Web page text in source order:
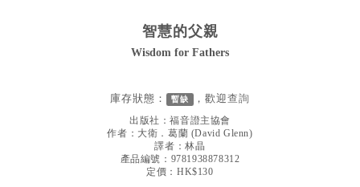
哲學／宗教比較
見證／傳記
智慧的父親
Wisdom for Fathers
庫存狀態： 暫缺 ，歡迎查詢
出版社：福音證主協會
作者： 大衛．葛蘭 (David Glenn)
譯者：林晶
產品編號：9781938878312
定價：HK$130